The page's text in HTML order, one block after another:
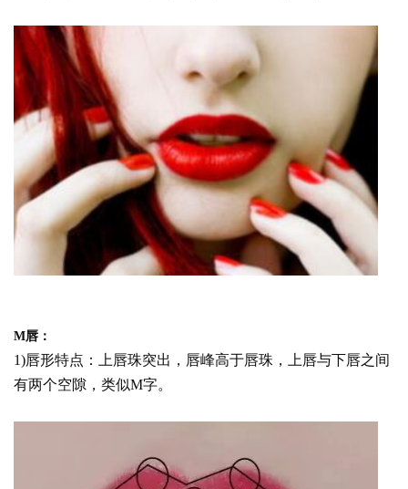
M唇：
1)唇形特点：上唇珠突出，唇峰高于唇珠，上唇与下唇之间
有两个空隙，类似M字。